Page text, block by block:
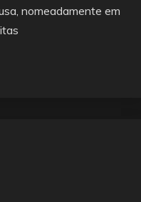
nomeadamente em